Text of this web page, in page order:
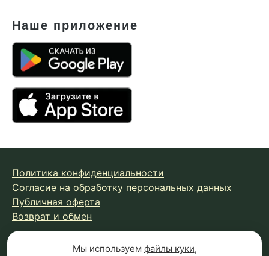
Наше приложение
Политика конфиденциальности
Согласие на обработку персональных данных
Публичная оферта
Возврат и обмен
© 2026 Fungiline — зарегистрированная торговая марка.
Мы используем файлы куки,